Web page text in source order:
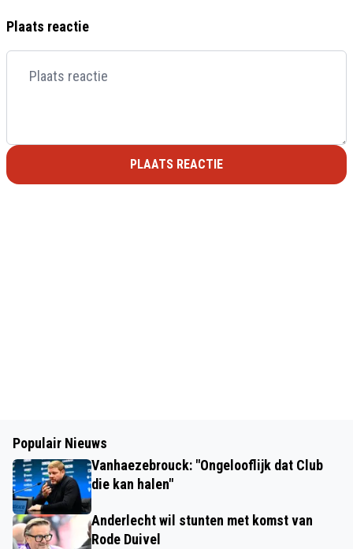
Plaats reactie
PLAATS REACTIE
Populair Nieuws
Vanhaezebrouck: "Ongelooflijk dat Club
die kan halen"
Anderlecht wil stunten met komst van
Rode Duivel